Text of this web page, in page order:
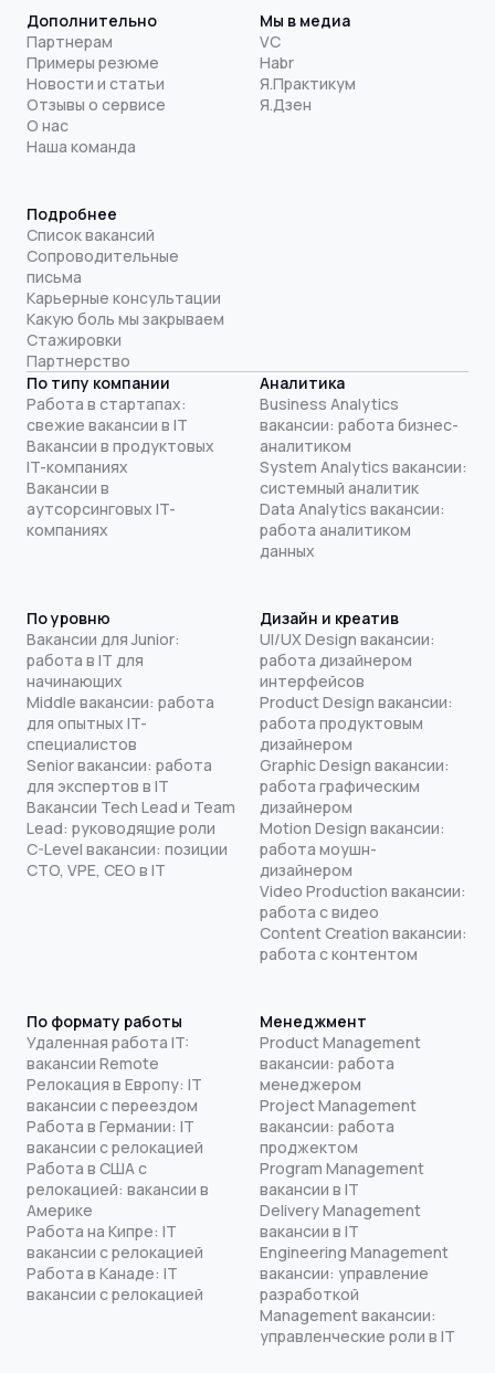
Дополнительно
Партнерам
Примеры резюме
Новости и статьи
Отзывы о сервисе
О нас
Наша команда
Мы в медиа
VC
Habr
Я.Практикум
Я.Дзен
Подробнее
Список вакансий
Сопроводительные
письма
Карьерные консультации
Какую боль мы закрываем
Стажировки
Партнерство
По типу компании
Работа в стартапах:
свежие вакансии в IT
Вакансии в продуктовых
IT-компаниях
Вакансии в
аутсорсинговых IT-
компаниях
Аналитика
Business Analytics
вакансии: работа бизнес-
аналитиком
System Analytics вакансии:
системный аналитик
Data Analytics вакансии:
работа аналитиком
данных
По уровню
Вакансии для Junior:
работа в IT для
начинающих
Middle вакансии: работа
для опытных IT-
специалистов
Senior вакансии: работа
для экспертов в IT
Вакансии Tech Lead и Team
Lead: руководящие роли
C-Level вакансии: позиции
CTO, VPE, CEO в IT
Дизайн и креатив
UI/UX Design вакансии:
работа дизайнером
интерфейсов
Product Design вакансии:
работа продуктовым
дизайнером
Graphic Design вакансии:
работа графическим
дизайнером
Motion Design вакансии:
работа моушн-
дизайнером
Video Production вакансии:
работа с видео
Content Creation вакансии:
работа с контентом
По формату работы
Удаленная работа IT:
вакансии Remote
Релокация в Европу: IT
вакансии с переездом
Работа в Германии: IT
вакансии с релокацией
Работа в США с
релокацией: вакансии в
Америке
Работа на Кипре: IT
вакансии с релокацией
Работа в Канаде: IT
вакансии с релокацией
Менеджмент
Product Management
вакансии: работа
менеджером
Project Management
вакансии: работа
проджектом
Program Management
вакансии в IT
Delivery Management
вакансии в IT
Engineering Management
вакансии: управление
разработкой
Management вакансии:
управленческие роли в IT